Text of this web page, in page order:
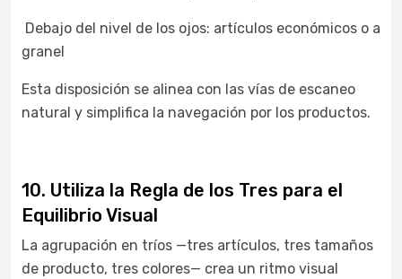
Debajo del nivel de los ojos: artículos económicos o a
granel
Esta disposición se alinea con las vías de escaneo
natural y simplifica la navegación por los productos.
10. Utiliza la Regla de los Tres para el
Equilibrio Visual
La agrupación en tríos —tres artículos, tres tamaños
de producto, tres colores— crea un ritmo visual